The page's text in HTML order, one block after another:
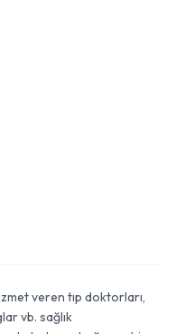
veren tıp doktorları,
vb. sağlık